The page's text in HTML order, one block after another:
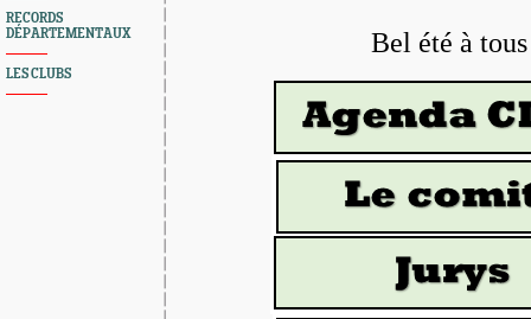
RECORDS
DÉPARTEMENTAUX
LES CLUBS
Bel été à